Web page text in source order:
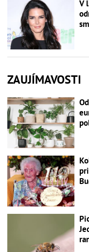
V
ZAUJÍMAVOSTI